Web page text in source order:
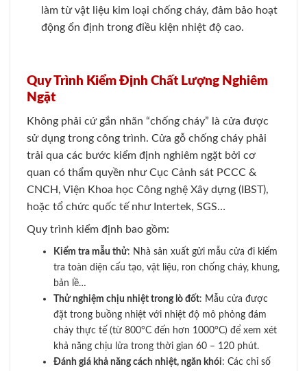
làm từ vật liệu kim loại chống cháy, đảm bảo hoạt
động ổn định trong điều kiện nhiệt độ cao.
Quy Trình Kiểm Định Chất Lượng Nghiêm
Ngặt
Không phải cứ gắn nhãn “chống cháy” là cửa được
sử dụng trong công trình. Cửa gỗ chống cháy phải
trải qua các bước kiểm định nghiêm ngặt bởi cơ
quan có thẩm quyền như Cục Cảnh sát PCCC &
CNCH, Viện Khoa học Công nghệ Xây dựng (IBST),
hoặc tổ chức quốc tế như Intertek, SGS…
Quy trình kiểm định bao gồm:
Kiểm tra mẫu thử: Nhà sản xuất gửi mẫu cửa đi kiểm
tra toàn diện cấu tạo, vật liệu, ron chống cháy, khung,
bản lề…
Thử nghiệm chịu nhiệt trong lò đốt: Mẫu cửa được
đặt trong buồng nhiệt với nhiệt độ mô phỏng đám
cháy thực tế (từ 800°C đến hơn 1000°C) để xem xét
khả năng chịu lửa trong thời gian 60 – 120 phút.
Đánh giá khả năng cách nhiệt, ngăn khói: Các chỉ số